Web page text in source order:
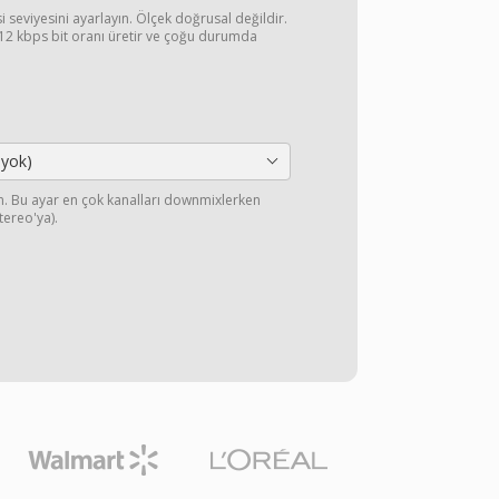
seviyesini ayarlayın. Ölçek doğrusal değildir.
kbps bit oranı üretir ve çoğu durumda
Bu ayar en çok kanalları downmixlerken